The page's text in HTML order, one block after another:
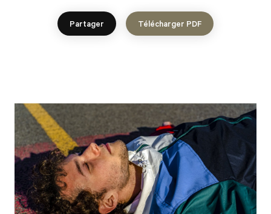
Partager Télécharger PDF